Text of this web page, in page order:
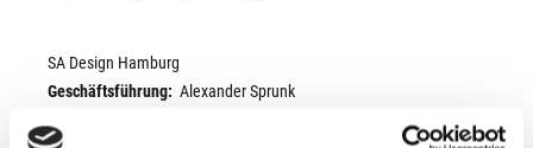
SA Design Hamburg
Geschäftsführung: Alexander Sprunk
Süderquerweg 476